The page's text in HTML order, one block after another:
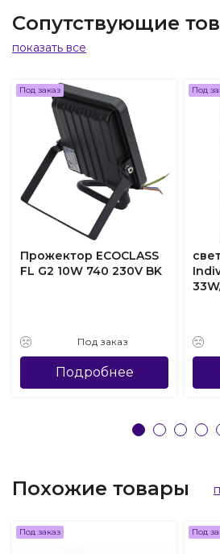
Сопутствующие
показать все
Под заказ
Прожектор ECOCLASS
FL G2 10W 740 230V BK
Под заказ
Подробнее
Под
Похожие товары
Под заказ Под